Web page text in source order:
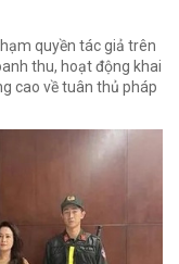
quyền tác giả trên
thu, hoạt động khai
cao về tuân thủ pháp